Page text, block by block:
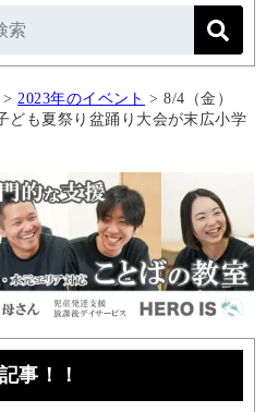
> 2023年のイベント > 8/4（金）
ども夏祭り盆踊り大会が末広小学
事！！